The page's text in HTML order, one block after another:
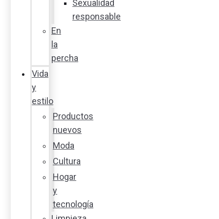
Sexualidad
responsable
En
la
percha
Vida
y
estilo
Productos
nuevos
Moda
Cultura
Hogar
y
tecnología